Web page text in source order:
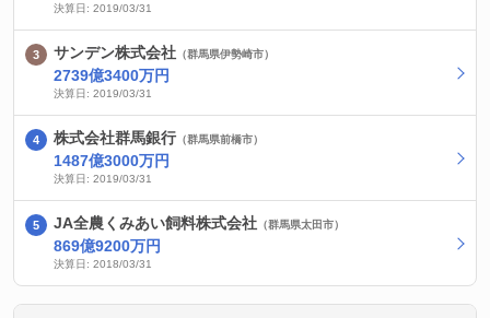
決算日: 2019/03/31
サンデン株式会社 （群馬県伊勢崎市）
2739億3400万円
決算日: 2019/03/31
株式会社群馬銀行 （群馬県前橋市）
1487億3000万円
決算日: 2019/03/31
JA全農くみあい飼料株式会社 （群馬県太田市）
869億9200万円
決算日: 2018/03/31